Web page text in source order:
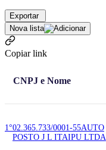
Exportar
Nova lista
Copiar link
CNPJ e Nome
1°02.365.733/0001-55AUTO
POSTO J L ITAIPU LTDA